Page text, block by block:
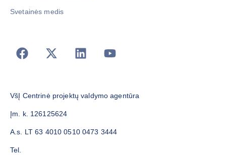
Svetainės medis
VšĮ Centrinė projektų valdymo agentūra
Įm. k. 126125624
A.s. LT 63 4010 0510 0473 3444
Tel.